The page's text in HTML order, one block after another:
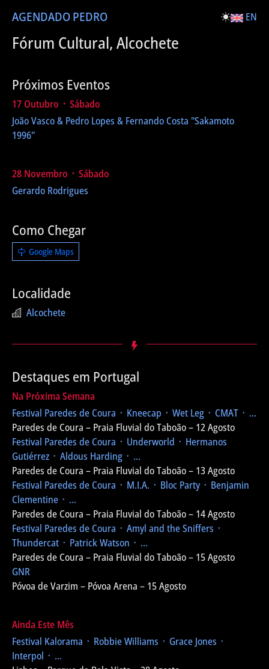
AGENDADO PEDRO EN
Fórum Cultural, Alcochete
Próximos Eventos
17 Outubro ᛫ Sábado
João Vasco & Pedro Lopes & Fernando Costa "Sakamoto
1996"
28 Novembro ᛫ Sábado
Gerardo Rodrigues
Como Chegar
Google Maps
Localidade
Alcochete
Destaques em Portugal
Na Próxima Semana
Festival Paredes de Coura ᛫ Kneecap ᛫ Wet Leg ᛫ CMAT ᛫ ...
Paredes de Coura – Praia Fluvial do Taboão – 12 Agosto
Festival Paredes de Coura ᛫ Underworld ᛫ Hermanos
Gutiérrez ᛫ Aldous Harding ᛫ ...
Paredes de Coura – Praia Fluvial do Taboão – 13 Agosto
Festival Paredes de Coura ᛫ M.I.A. ᛫ Bloc Party ᛫ Benjamin
Clementine ᛫ ...
Paredes de Coura – Praia Fluvial do Taboão – 14 Agosto
Festival Paredes de Coura ᛫ Amyl and the Sniffers ᛫
Thundercat ᛫ Patrick Watson ᛫ ...
Paredes de Coura – Praia Fluvial do Taboão – 15 Agosto
GNR
Póvoa de Varzim – Póvoa Arena – 15 Agosto
Ainda Este Mês
Festival Kalorama ᛫ Robbie Williams ᛫ Grace Jones ᛫
Interpol ᛫ ...